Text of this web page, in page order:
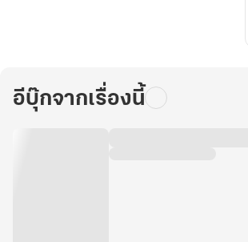
อีบุ๊กจากเรื่องนี้